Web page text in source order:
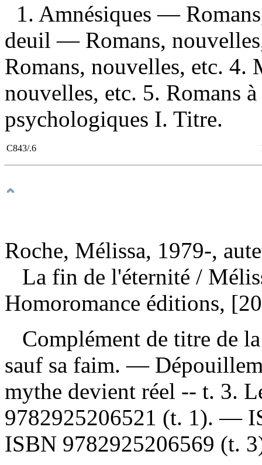
1. Amnésiques —
deuil — Romans,
Romans, nouvelles, etc.
nouvelles, etc. 5. Romans
psychologiques I. Titre.
C843/.6
Roche, Mélissa, 1979-,
La fin de l'éternité /
Homoromance éditions,
Complément de titre de
sauf sa faim. —
mythe devient réel -- t. 3.
9782925206521 (t. 1). —
ISBN 9782925206569 (t.